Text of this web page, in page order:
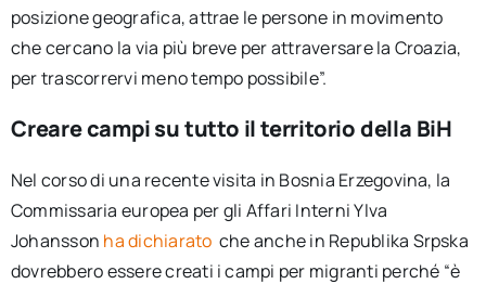
posizione geografica, attrae le persone in movimento
che cercano la via più breve per attraversare la Croazia,
per trascorrervi meno tempo possibile”.
Creare campi su tutto il territorio della BiH
Nel corso di una recente visita in Bosnia Erzegovina, la
Commissaria europea per gli Affari Interni Ylva
Johansson ha dichiarato che anche in Republika Srpska
dovrebbero essere creati i campi per migranti perché “è